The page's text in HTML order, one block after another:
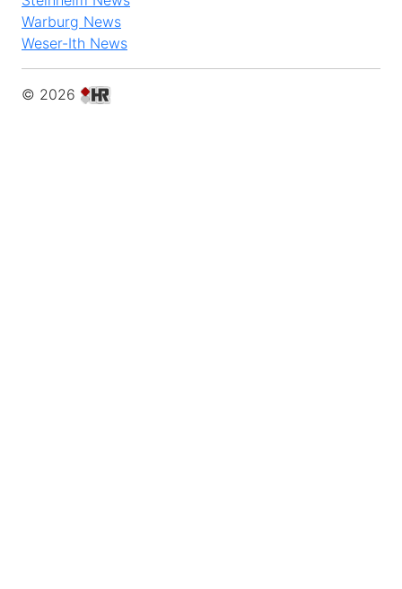
Warburg News
Weser-Ith News
© 2026